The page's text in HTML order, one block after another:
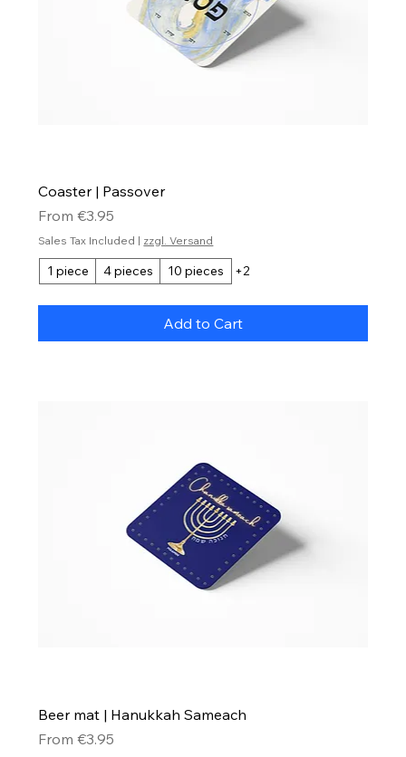
Coaster | Passover
From€3.95
Sale Price
Sales Tax Included | zzgl. Versand
1 piece 4 pieces 10 pieces +2
Add to Cart
Beer mat | Hanukkah Sameach
From€3.95
Sale Price